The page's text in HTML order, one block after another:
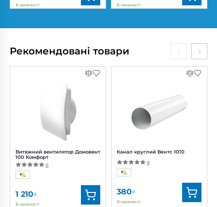
В наявності
Артикул: 0688299771
Потужність:
82, 101, 113 Вт
37, 40, 42 дБ(А)
В наявності
Артикул: 0000227227
250 мм
Потужність:
194 Вт
50 дБ(А)
Рекомендовані товари
Витяжний вентилятор Домовент
100 Комфорт
0
1 210₴
В наявності
Канал круглий Вентс 1010
0
380₴
В наявності